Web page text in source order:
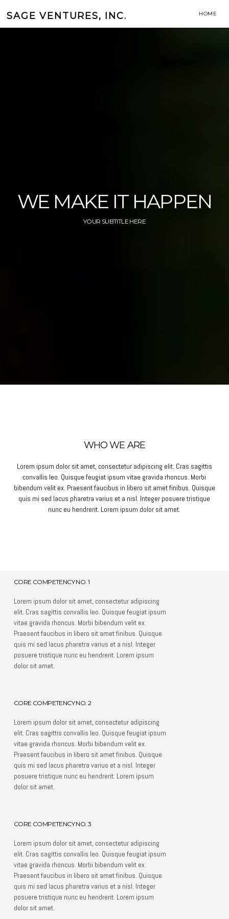
SAGE VENTURES, INC. HOME
WE MAKE IT HAPPEN
YOUR SUBTITLE HERE
WHO WE ARE
Lorem ipsum dolor sit amet, consectetur adipiscing elit. Cras sagittis
convallis leo. Quisque feugiat ipsum vitae gravida rhoncus. Morbi
bibendum velit ex. Praesent faucibus in libero sit amet finibus. Quisque
quis mi sed lacus pharetra varius et a nisl. Integer posuere tristique
nunc eu hendrerit. Lorem ipsum dolor sit amet.
CORE COMPETENCY NO. 1
Lorem ipsum dolor sit amet, consectetur adipiscing
elit. Cras sagittis convallis leo. Quisque feugiat ipsum
vitae gravida rhoncus. Morbi bibendum velit ex.
Praesent faucibus in libero sit amet finibus. Quisque
quis mi sed lacus pharetra varius et a nisl. Integer
posuere tristique nunc eu hendrerit. Lorem ipsum
dolor sit amet.
CORE COMPETENCY NO. 2
Lorem ipsum dolor sit amet, consectetur adipiscing
elit. Cras sagittis convallis leo. Quisque feugiat ipsum
vitae gravida rhoncus. Morbi bibendum velit ex.
Praesent faucibus in libero sit amet finibus. Quisque
quis mi sed lacus pharetra varius et a nisl. Integer
posuere tristique nunc eu hendrerit. Lorem ipsum
dolor sit amet.
CORE COMPETENCY NO. 3
Lorem ipsum dolor sit amet, consectetur adipiscing
elit. Cras sagittis convallis leo. Quisque feugiat ipsum
vitae gravida rhoncus. Morbi bibendum velit ex.
Praesent faucibus in libero sit amet finibus. Quisque
quis mi sed lacus pharetra varius et a nisl. Integer
posuere tristique nunc eu hendrerit. Lorem ipsum
dolor sit amet.